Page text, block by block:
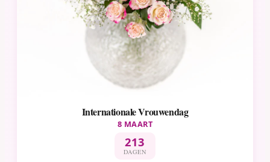
Internationale Vrouwendag
8 MAART
213
DAGEN